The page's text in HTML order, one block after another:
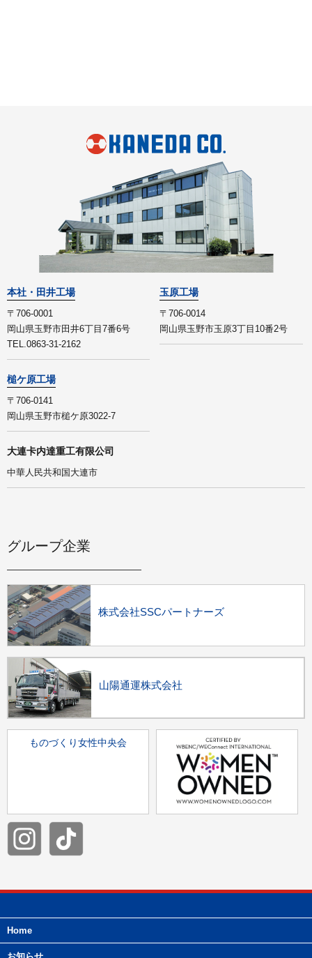
本社・田井工場
〒706-0001
岡山県玉野市田井6丁目7番6号
TEL.0863-31-2162
玉原工場
〒706-0014
岡山県玉野市玉原3丁目10番2号
槌ケ原工場
〒706-0141
岡山県玉野市槌ケ原3022-7
大連卡内達重工有限公司
中華人民共和国大連市
グループ企業
株式会社SSCパートナーズ
山陽通運株式会社
ものづくり女性中央会
Home